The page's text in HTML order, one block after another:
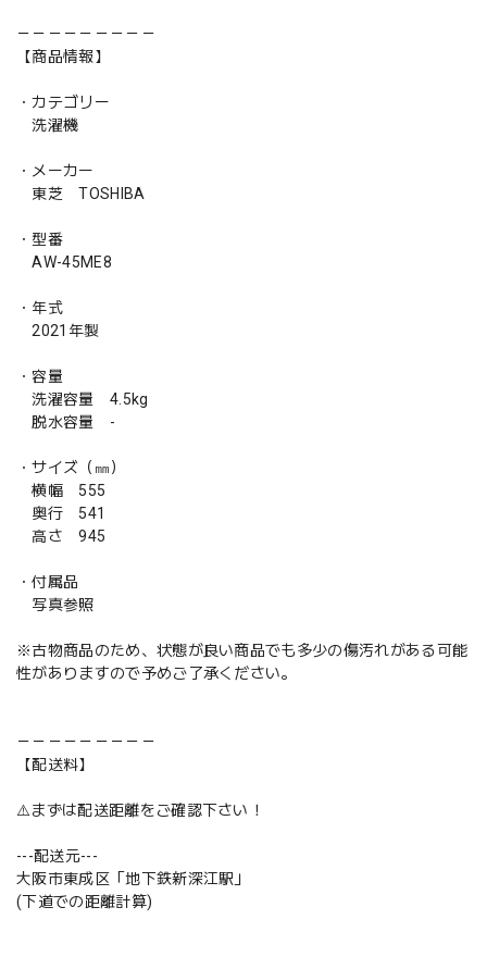
－－－－－－－－－
【商品情報】
・カテゴリー
洗濯機
・メーカー
東芝 TOSHIBA
・型番
AW-45ME8
・年式
2021年製
・容量
洗濯容量 4.5kg
脱水容量 -
・サイズ（㎜）
横幅 555
奥行 541
高さ 945
・付属品
写真参照
※古物商品のため、状態が良い商品でも多少の傷汚れがある可能
性がありますので予めご了承ください。
－－－－－－－－－
【配送料】
⚠️まずは配送距離をご確認下さい！
---配送元---
大阪市東成区「地下鉄新深江駅」
(下道での距離計算)